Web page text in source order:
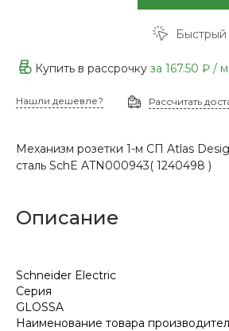
Быстрый
Купить в рассрочку за 167.50 ₽ /
Нашли дешевле? Рассчитать
Механизм розетки 1-м СП Atlas
сталь SchE ATN000943( 1240498 )
Описание
Schneider Electric
Серия
GLOSSA
Наименование товара